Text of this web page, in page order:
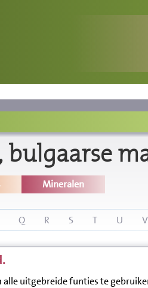
Mineralen
Q R S T U V
alle uitgebreide funties te